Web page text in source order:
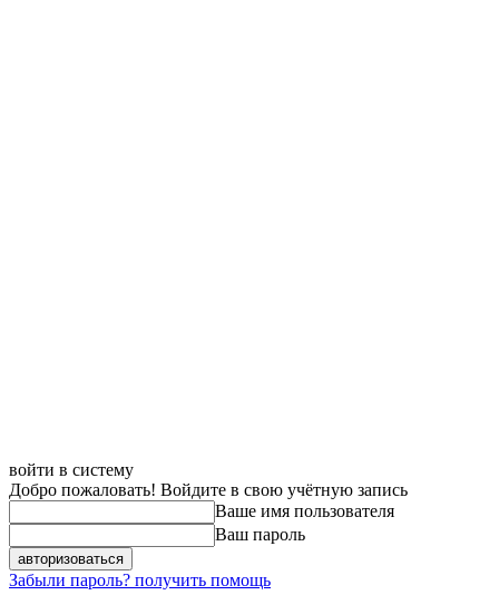
войти в систему
Добро пожаловать! Войдите в свою учётную запись
Ваше имя пользователя
Ваш пароль
Забыли пароль? получить помощь